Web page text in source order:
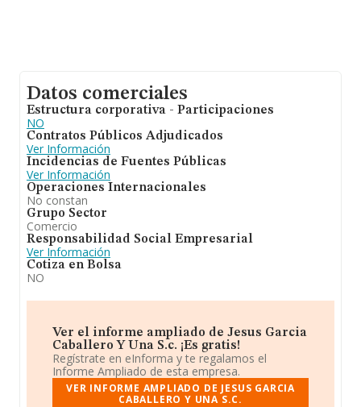
Datos comerciales
Estructura corporativa - Participaciones
NO
Contratos Públicos Adjudicados
Ver Información
Incidencias de Fuentes Públicas
Ver Información
Operaciones Internacionales
No constan
Grupo Sector
Comercio
Responsabilidad Social Empresarial
Ver Información
Cotiza en Bolsa
NO
Ver el informe ampliado de Jesus Garcia
Caballero Y Una S.c. ¡Es gratis!
Regístrate en eInforma y te regalamos el
Informe Ampliado de esta empresa.
VER INFORME AMPLIADO DE JESUS GARCIA
CABALLERO Y UNA S.C.